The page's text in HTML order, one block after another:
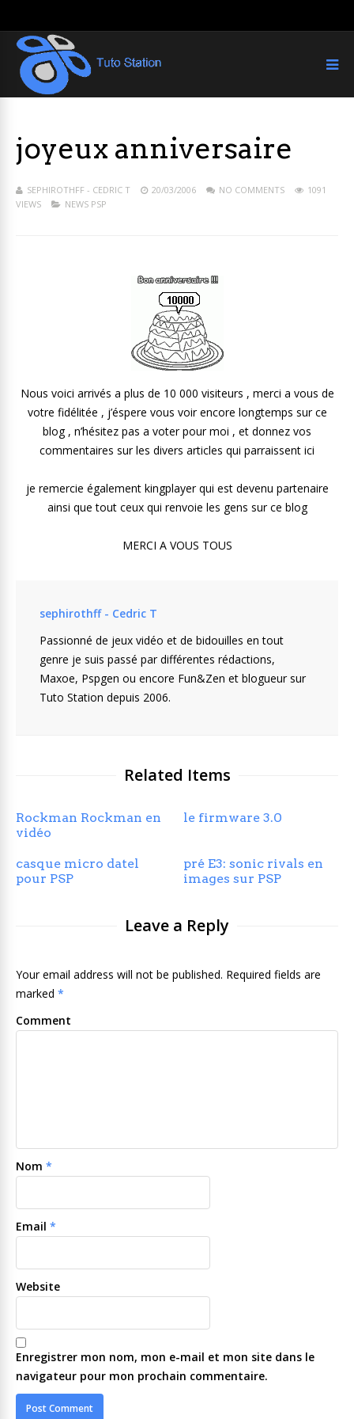
joyeux anniversaire
SEPHIROTHFF - CEDRIC T 20/03/2006 NO COMMENTS
1091
VIEWS
NEWS PSP
Nous voici arrivés a plus de 10 000 visiteurs , merci a vous de
votre fidélitée , j’éspere vous voir encore longtemps sur ce
blog , n’hésitez pas a voter pour moi , et donnez vos
commentaires sur les divers articles qui parraissent ici
je remercie également kingplayer qui est devenu partenaire
ainsi que tout ceux qui renvoie les gens sur ce blog
MERCI A VOUS TOUS
sephirothff - Cedric T
Passionné de jeux vidéo et de bidouilles en tout
genre je suis passé par différentes rédactions,
Maxoe, Pspgen ou encore Fun&Zen et blogueur sur
Tuto Station depuis 2006.
Related Items
Rockman Rockman en
vidéo
le firmware 3.0
casque micro datel
pour PSP
pré E3: sonic rivals en
images sur PSP
Leave a Reply
Your email address will not be published. Required fields are
marked *
Comment
Nom *
Email *
Website
Enregistrer mon nom, mon e-mail et mon site dans le
navigateur pour mon prochain commentaire.